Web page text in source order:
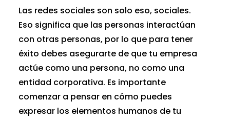
Las redes sociales son solo eso, sociales.
Eso significa que las personas interactúan
con otras personas, por lo que para tener
éxito debes asegurarte de que tu empresa
actúe como una persona, no como una
entidad corporativa. Es importante
comenzar a pensar en cómo puedes
expresar los elementos humanos de tu